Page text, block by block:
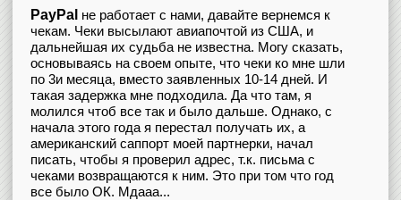
PayPal не работает с нами, давайте вернемся к
чекам. Чеки высылают авиапочтой из США, и
дальнейшая их судьба не известна. Могу сказать,
основываясь на своем опыте, что чеки ко мне шли
по 3и месяца, вместо заявленных 10-14 дней. И
такая задержка мне подходила. Да что там, я
молился чтоб все так и было дальше. Однако, с
начала этого года я перестал получать их, а
американский саппорт моей партнерки, начал
писать, чтобы я проверил адрес, т.к. письма с
чеками возвращаются к ним. Это при том что год
все было ОК. Мдааа...